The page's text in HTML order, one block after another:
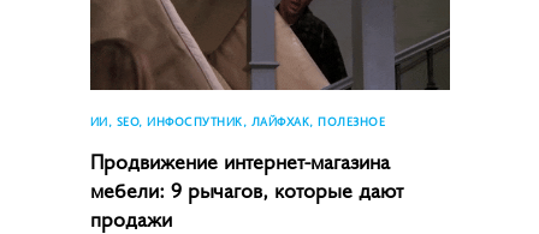
ИИ, SEO, ИНФОСПУТНИК, ЛАЙФХАК, ПОЛЕЗНОЕ
Продвижение интернет-магазина
мебели: 9 рычагов, которые дают
продажи